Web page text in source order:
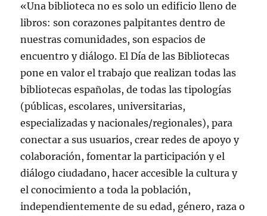
«Una biblioteca no es solo un edificio lleno de
libros: son corazones palpitantes dentro de
nuestras comunidades, son espacios de
encuentro y diálogo. El Día de las Bibliotecas
pone en valor el trabajo que realizan todas las
bibliotecas españolas, de todas las tipologías
(públicas, escolares, universitarias,
especializadas y nacionales/regionales), para
conectar a sus usuarios, crear redes de apoyo y
colaboración, fomentar la participación y el
diálogo ciudadano, hacer accesible la cultura y
el conocimiento a toda la población,
independientemente de su edad, género, raza o